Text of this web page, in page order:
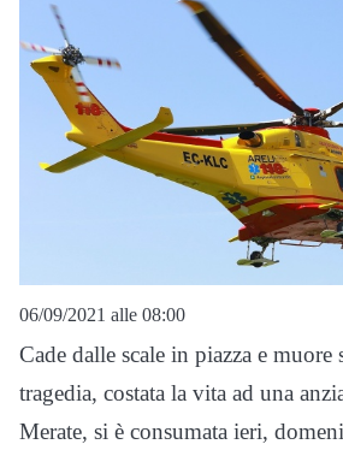
06/09/2021 alle 08:00
Cade dalle scale in piazza e
tragedia, costata la vita ad una
Merate, si è consumata ieri,